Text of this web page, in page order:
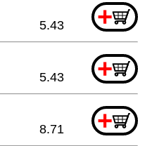
+
5.43
+
5.43
+
8.71